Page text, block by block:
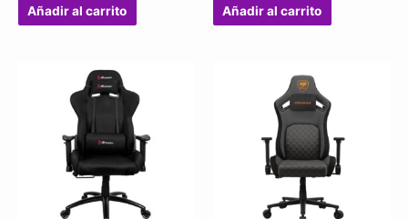
Añadir al carrito Añadir al carrito